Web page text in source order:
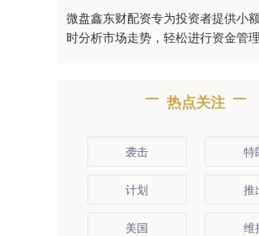
微盘鑫东财配资专为投资者提供小
时分析市场走势，轻松进行资金管
热点关注
袭击 特
计划 推
美国 维